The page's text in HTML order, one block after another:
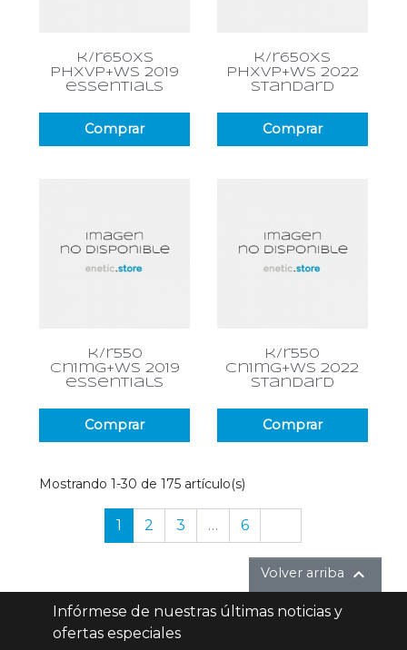
k/r650xs
phxvp+ws 2019
essentials
Comprar
k/r650xs
phxvp+ws 2022
standard
Comprar
k/r550
cn1mg+ws 2019
essentials
Comprar
k/r550
cn1mg+ws 2022
standard
Comprar
Mostrando 1-30 de 175 artículo(s)
1 2 3 … 6
Volver arriba 
Infórmese de nuestras últimas noticias y
ofertas especiales